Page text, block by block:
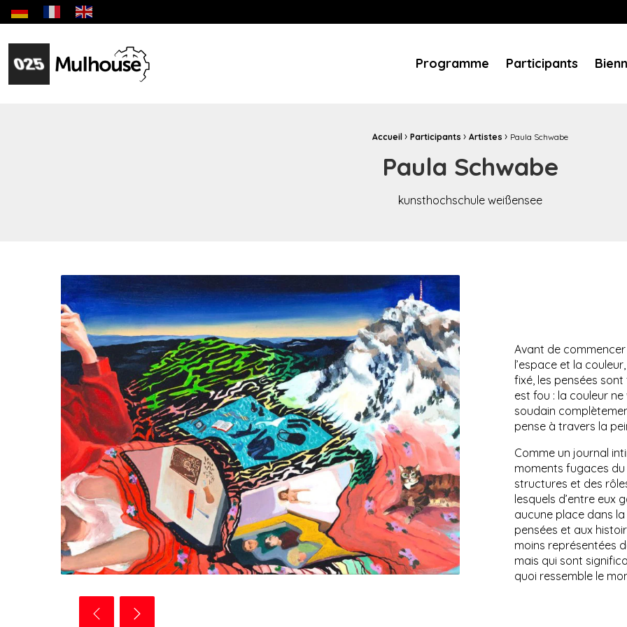
Biennale des jeunes créateurs dédiée aux jeunes artistes européens
Site officiel de la Ville de Mulhouse Infos pratiques, services aux usagers, temps forts et événements...
Programme Participants
Accueil › Participants › Artistes › Paula Schwabe
Paula Schwabe
kunsthochschule weißensee
Avant de commencer
l’espace et la
fixé, les pensées
est fou : la couleur
soudain
pense à travers la
Comme un journal
moments fugaces
structures et des
lesquels d’entre eux
aucune place dans
pensées et aux
moins représentées
mais qui sont
quoi ressemble le